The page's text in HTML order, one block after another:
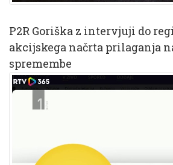
P2R Goriška z intervjuji do
akcijskega načrta prilaganja
spremembe